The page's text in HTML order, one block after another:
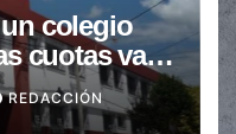
colegio
cuotas van
$600.000
REDACCIÓN